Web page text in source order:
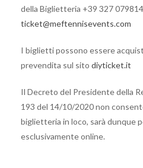
della Biglietteria +39 327
ticket@meftennisevents.com
I biglietti possono essere
prevendita sul sito diyticket.it
Il Decreto del Presidente della
193 del 14/10/2020 non
biglietteria in loco, sarà dunque
esclusivamente online.